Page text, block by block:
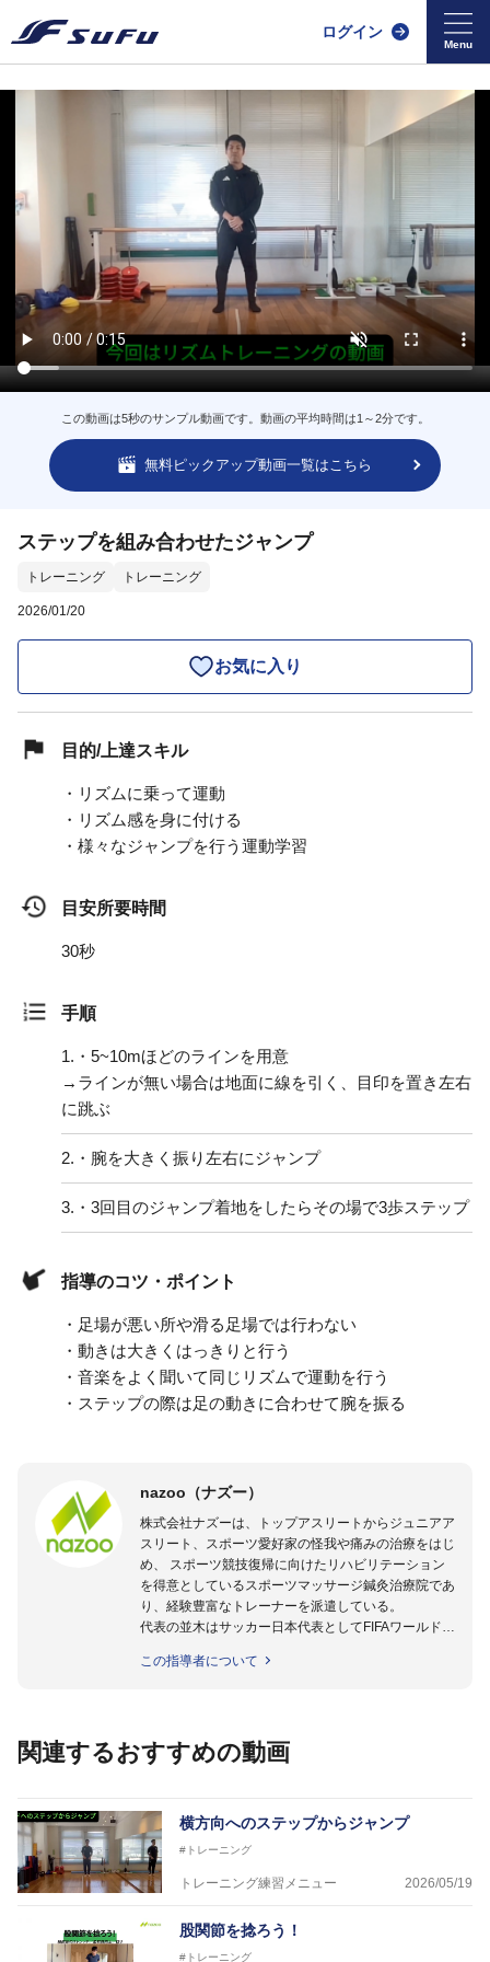
ログイン
この動画は5秒のサンプル動画です。動画の平均時間は1～2分です。
無料ピックアップ動画一覧はこちら
ステップを組み合わせたジャンプ
トレーニング トレーニング
2026/01/20
お気に入り
目的/上達スキル
・リズムに乗って運動
・リズム感を身に付ける
・様々なジャンプを行う運動学習
目安所要時間
30秒
手順
1. ・5~10mほどのラインを用意
→ラインが無い場合は地面に線を引く、目印を置き左右
に跳ぶ
2. ・腕を大きく振り左右にジャンプ
3. ・3回目のジャンプ着地をしたらその場で3歩ステップ
指導のコツ・ポイント
・足場が悪い所や滑る足場では行わない
・動きは大きくはっきりと行う
・音楽をよく聞いて同じリズムで運動を行う
・ステップの際は足の動きに合わせて腕を振る
nazoo（ナズー）
株式会社ナズーは、トップアスリートからジュニアア
スリート、スポーツ愛好家の怪我や痛みの治療をはじ
め、 スポーツ競技復帰に向けたリハビリテーション
を得意としているスポーツマッサージ鍼灸治療院であ
り、経験豊富なトレーナーを派遣している。
代表の並木はサッカー日本代表としてFIFAワールドカ
のほかU-23日本代表のアスレティックトレーナーと
世代のサッカーを中心に、WJBL、社会人ラグビー、
を派遣している。
さらには講演会やセミナー、専門学校などの教育機関
に講師を派遣するなど後進育成にも力を入れている。
「一人一人の健康な人生をサポートする」を企業理念
として掲げ、世の中の人々の『健康』をあらゆる方向
生きと」生きる、そんな『健康な人生』をサポートし
この指導者について
関連するおすすめの動画
横方向へのステップからジャンプ
#トレーニング
トレーニング練習メニュー 2026/05/19
股関節を捻ろう！
#トレーニング